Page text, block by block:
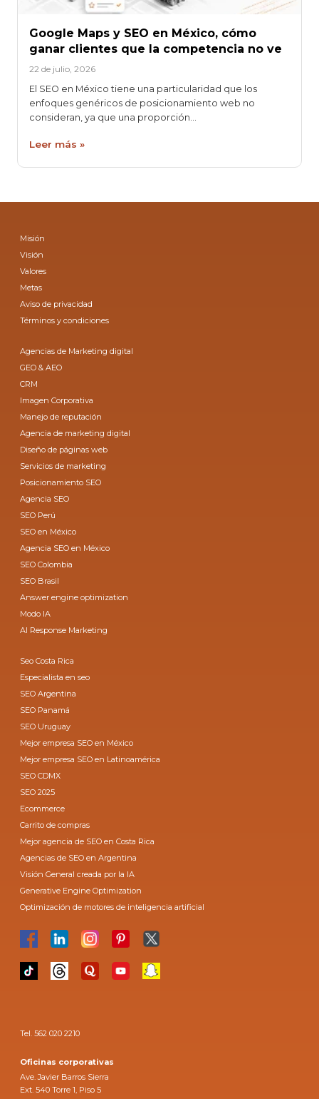
Google Maps y SEO en México, cómo
ganar clientes que la competencia no ve
22 de julio, 2026
El SEO en México tiene una particularidad que los
enfoques genéricos de posicionamiento web no
consideran, ya que una proporción…
Leer más »
Misión
Visión
Valores
Metas
Aviso de privacidad
Términos y condiciones
Agencias de Marketing digital
GEO & AEO
CRM
Imagen Corporativa
Manejo de reputación
Agencia de marketing digital
Diseño de páginas web
Servicios de marketing
Posicionamiento SEO
Agencia SEO
SEO Perú
SEO en México
Agencia SEO en México
SEO Colombia
SEO Brasil
Answer engine optimization
Modo IA
AI Response Marketing
Seo Costa Rica
Especialista en seo
SEO Argentina
SEO Panamá
SEO Uruguay
Mejor empresa SEO en México
Mejor empresa SEO en Latinoamérica
SEO CDMX
SEO 2025
Ecommerce
Carrito de compras
Mejor agencia de SEO en Costa Rica
Agencias de SEO en Argentina
Visión General creada por la IA
Generative Engine Optimization
Optimización de motores de inteligencia artificial
Tel. 562 020 2210
Oficinas corporativas
Ave. Javier Barros Sierra
Ext. 540 Torre 1, Piso 5